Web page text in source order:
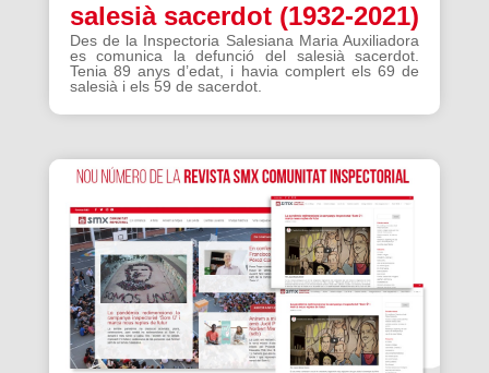
salesià sacerdot (1932-2021)
Des de la Inspectoria Salesiana Maria Auxiliadora
es comunica la defunció del salesià sacerdot.
Tenia 89 anys d’edat, i havia complert els 69 de
salesià i els 59 de sacerdot.